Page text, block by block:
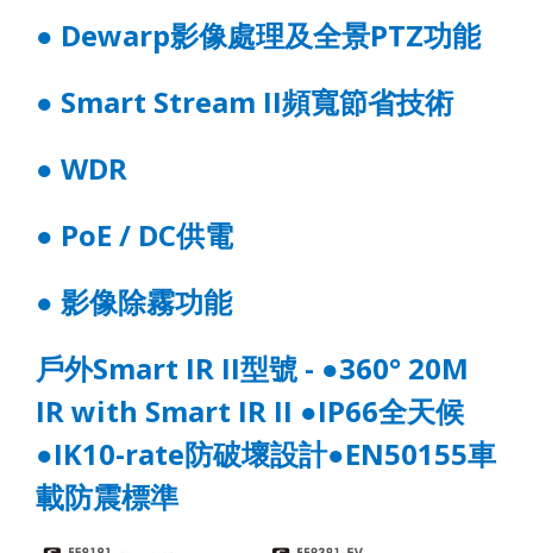
● Dewarp影像處理及全景PTZ功能
● Smart Stream II頻寬節省技術
● WDR
● PoE / DC供電
● 影像除霧功能
戶外Smart IR II型號 - ●360° 20M
IR with Smart IR II ●IP66全天候
●IK10-rate防破壞設計●EN50155車
載防震標準